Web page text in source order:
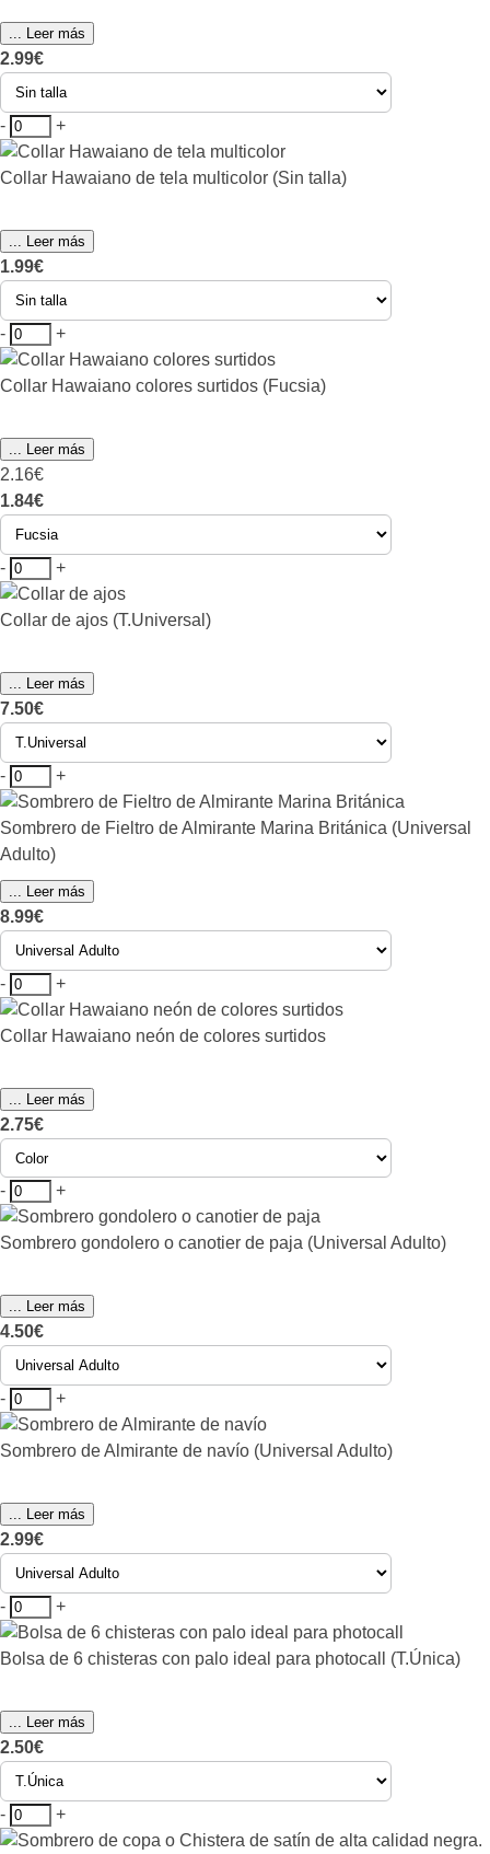
... Leer más
2.99€
- +
Collar Hawaiano de tela multicolor (Sin talla)
... Leer más
1.99€
- +
Collar Hawaiano colores surtidos (Fucsia)
... Leer más
2.16€
1.84€
- +
Collar de ajos (T.Universal)
... Leer más
7.50€
- +
Sombrero de Fieltro de Almirante Marina Británica (Universal
Adulto)
... Leer más
8.99€
- +
Collar Hawaiano neón de colores surtidos
... Leer más
2.75€
- +
Sombrero gondolero o canotier de paja (Universal Adulto)
... Leer más
4.50€
- +
Sombrero de Almirante de navío (Universal Adulto)
... Leer más
2.99€
- +
Bolsa de 6 chisteras con palo ideal para photocall (T.Única)
... Leer más
2.50€
- +